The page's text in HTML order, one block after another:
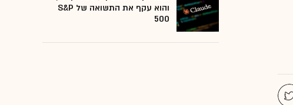
והוא עקף את התשואה של S&P
500